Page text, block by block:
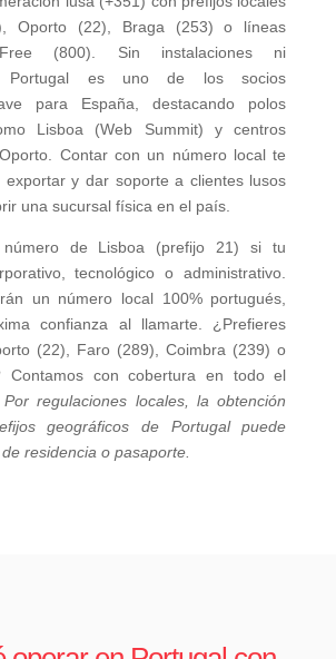
Oporto (22), Braga (253) o líneas
Free (800). Sin instalaciones ni
Portugal es uno de los socios
para España, destacando polos
Lisboa (Web Summit) y centros
Contar con un número local te
exportar y dar soporte a clientes lusos
una sucursal física en el país.
número de Lisboa (prefijo 21) si tu
tecnológico o administrativo.
un número local 100% portugués,
confianza al llamarte. ¿Prefieres
(22), Faro (289), Coimbra (239) o
Contamos con cobertura en todo el
regulaciones locales, la obtención
geográficos de Portugal puede
residencia o pasaporte.